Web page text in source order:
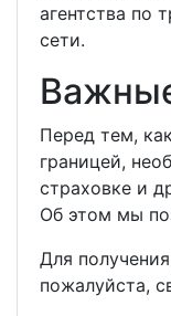
агентства по
сети.
Перед тем,
границей,
страховке и
Об этом мы
Для
пожалуйста,